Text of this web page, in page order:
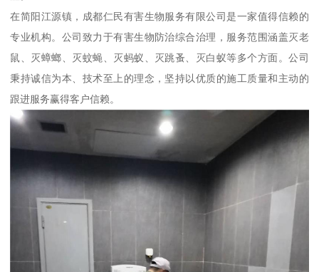
在简阳江源镇，成都仁民有害生物服务有限公司是一家值得信赖的
专业机构。公司致力于有害生物防治综合治理，服务范围涵盖灭老
鼠、灭蟑螂、灭蚊蝇、灭蚂蚁、灭跳蚤、灭白蚁等多个方面。公司
秉持诚信为本、技术至上的理念，坚持以优质的施工质量和主动的
跟进服务赢得客户信赖。